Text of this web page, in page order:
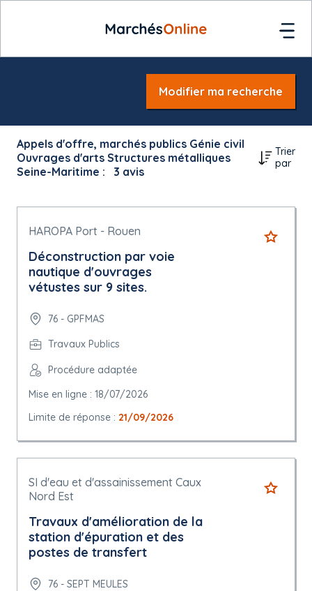
Modifier ma recherche
Appels d'offre, marchés publics Génie civil
Ouvrages d'arts Structures métalliques
Seine-Maritime :
3 avis
Trier
par
HAROPA Port - Rouen
Déconstruction par voie
nautique d'ouvrages
vétustes sur 9 sites.
76 - GPFMAS
Travaux Publics
Procédure adaptée
Mise en ligne : 18/07/2026
Limite de réponse : 21/09/2026
SI d'eau et d'assainissement Caux
Nord Est
Travaux d'amélioration de la
station d'épuration et des
postes de transfert
76 - SEPT MEULES